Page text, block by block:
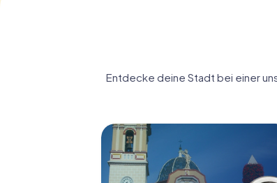
Entdecke deine Stadt bei einer